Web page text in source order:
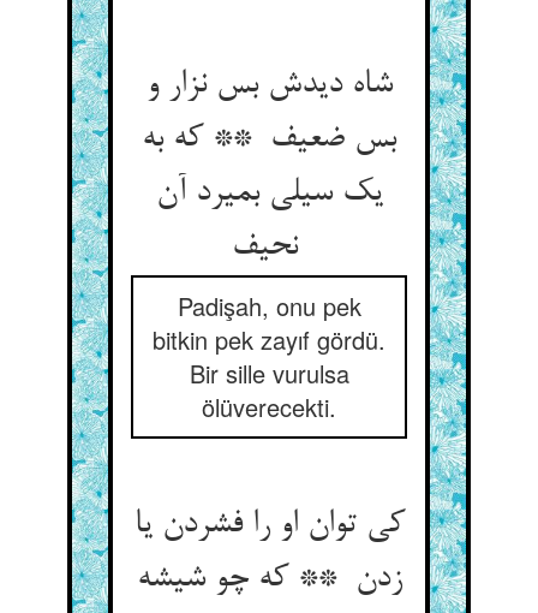
شاه دیدش بس نزار و
بس ضعیف ** که به
یک سیلی بمیرد آن
نحیف
Padişah, onu pek
bitkin pek zayıf gördü.
Bir sille vurulsa
ölüverecekti.
کی توان او را فشردن یا
زدن ** که چو شیشه